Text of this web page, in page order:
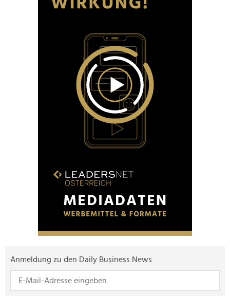
Anmeldung zu den Daily Business News